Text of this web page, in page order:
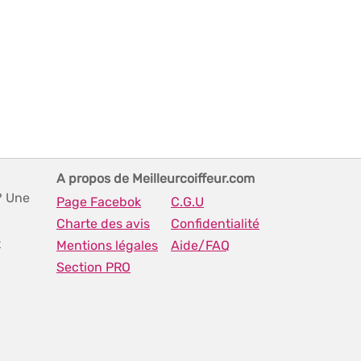
Une
A propos de Meilleurcoiffeur.com
Page Facebok
C.G.U
Charte des avis
Confidentialité
Mentions légales
Aide/FAQ
Section PRO